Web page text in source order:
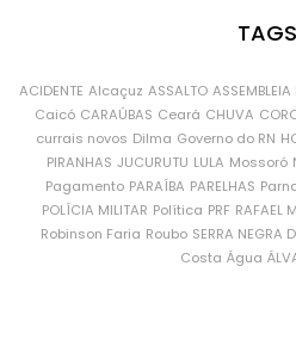
TAGS
ACIDENTE Alcaçuz ASSALTO
Caicó CARAÚBAS Ceará CHUVA
currais novos Dilma Governo do RN
PIRANHAS JUCURUTU LULA Mossoró
Pagamento PARAÍBA PARELHAS
POLÍCIA MILITAR Política PRF RAFAEL
Robinson Faria Roubo SERRA NEGRA
Costa Água